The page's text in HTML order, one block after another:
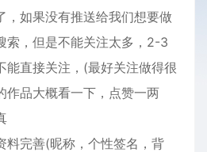
，如果没有推送给我们想要做
索，但是不能关注太多，2-3
能直接关注，(最好关注做得很
作品大概看一下，点赞一两
料完善(昵称，个性签名，背